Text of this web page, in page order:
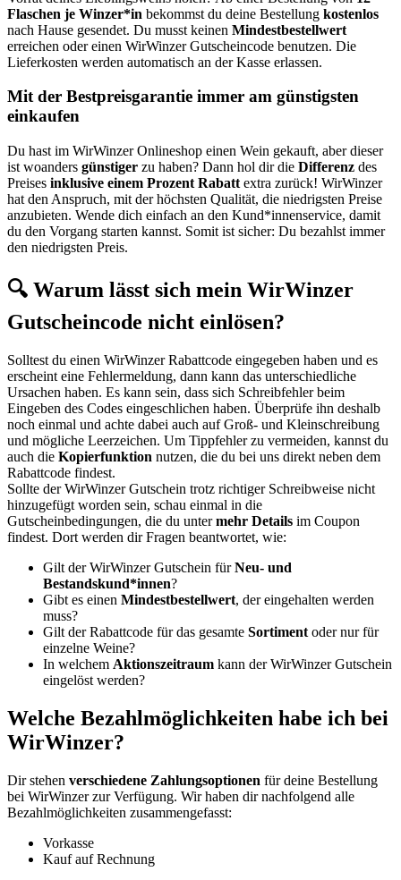
Flaschen je Winzer*in bekommst du deine Bestellung kostenlos
nach Hause gesendet. Du musst keinen Mindestbestellwert
erreichen oder einen WirWinzer Gutscheincode benutzen. Die
Lieferkosten werden automatisch an der Kasse erlassen.
Mit der Bestpreisgarantie immer am günstigsten
einkaufen
Du hast im WirWinzer Onlineshop einen Wein gekauft, aber dieser
ist woanders günstiger zu haben? Dann hol dir die Differenz des
Preises inklusive einem Prozent Rabatt extra zurück! WirWinzer
hat den Anspruch, mit der höchsten Qualität, die niedrigsten Preise
anzubieten. Wende dich einfach an den Kund*innenservice, damit
du den Vorgang starten kannst. Somit ist sicher: Du bezahlst immer
den niedrigsten Preis.
🔍 Warum lässt sich mein WirWinzer
Gutscheincode nicht einlösen?
Solltest du einen WirWinzer Rabattcode eingegeben haben und es
erscheint eine Fehlermeldung, dann kann das unterschiedliche
Ursachen haben. Es kann sein, dass sich Schreibfehler beim
Eingeben des Codes eingeschlichen haben. Überprüfe ihn deshalb
noch einmal und achte dabei auch auf Groß- und Kleinschreibung
und mögliche Leerzeichen. Um Tippfehler zu vermeiden, kannst du
auch die Kopierfunktion nutzen, die du bei uns direkt neben dem
Rabattcode findest.
Sollte der WirWinzer Gutschein trotz richtiger Schreibweise nicht
hinzugefügt worden sein, schau einmal in die
Gutscheinbedingungen, die du untermehr Details im Coupon
findest. Dort werden dir Fragen beantwortet, wie:
Gilt der WirWinzer Gutschein fürNeu- und
Bestandskund*innen?
Gibt es einen Mindestbestellwert, der eingehalten werden
muss?
Gilt der Rabattcode für das gesamte Sortiment oder nur für
einzelne Weine?
In welchem Aktionszeitraum kann der WirWinzer Gutschein
eingelöst werden?
Welche Bezahlmöglichkeiten habe ich bei
WirWinzer?
Dir stehen verschiedene Zahlungsoptionen für deine Bestellung
bei WirWinzer zur Verfügung. Wir haben dir nachfolgend alle
Bezahlmöglichkeiten zusammengefasst:
Vorkasse
Kauf auf Rechnung